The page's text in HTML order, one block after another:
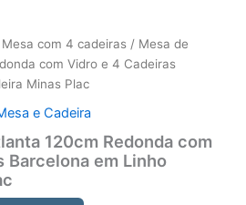
Mesa com 4 cadeiras / Mesa de
com Vidro e 4 Cadeiras
Minas Plac
e Cadeira
120cm Redonda com
Barcelona em Linho